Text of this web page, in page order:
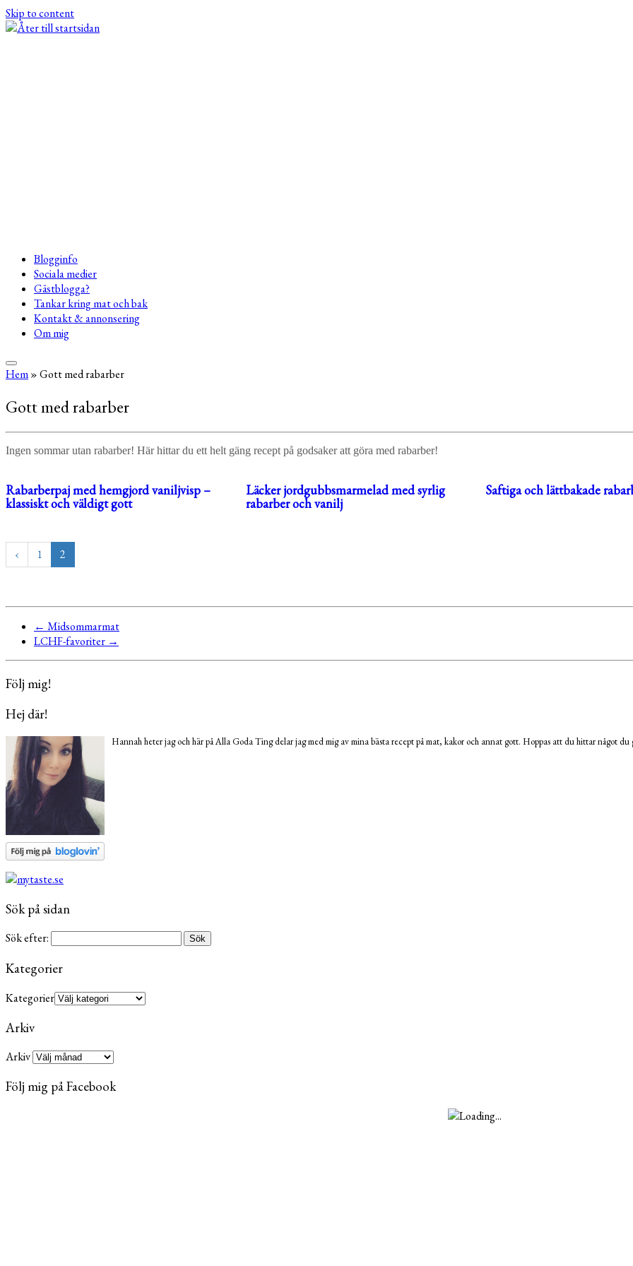
Skip to content
Blogginfo
Sociala medier
Gästblogga?
Tankar kring mat och bak
Kontakt & annonsering
Om mig
Hem»Gott med rabarber
Gott med rabarber
Ingen sommar utan rabarber! Här hittar du ett helt gäng recept på godsaker att göra med rabarber!
Rabarberpaj med hemgjord vaniljvisp –
klassiskt och väldigt gott
Läcker jordgubbsmarmelad med syrlig
rabarber och vanilj
Saftiga och lättbakade
‹ 1 2
← Midsommarmat
LCHF-favoriter →
Följ mig!
Hej där!
Hannah heter jag och här på Alla Goda Ting delar jag med mig av mina bästa recept på mat, kakor och annat gott. Hoppas att du hittar något du
Sök på sidan
Sök efter:
Kategorier
Kategorier
Arkiv
Arkiv
Följ mig på Facebook